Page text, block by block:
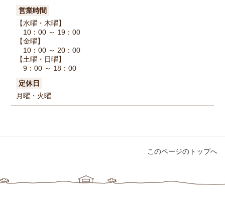
営業時間
【水曜・木曜】
10：00 ～ 19：00
【金曜】
10：00 ～ 20：00
【土曜・日曜】
9：00 ～ 18：00
定休日
月曜・火曜
このページのトップへ